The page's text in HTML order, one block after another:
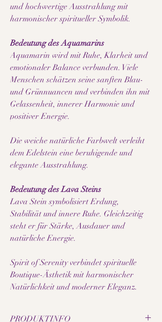
und hochwertige Ausstrahlung mit
harmonischer spiritueller Symbolik.
Bedeutung des Aquamarins
Aquamarin wird mit Ruhe, Klarheit und
emotionaler Balance verbunden. Viele
Menschen schätzen seine sanften Blau-
und Grünnuancen und verbinden ihn mit
Gelassenheit, innerer Harmonie und
positiver Energie.
Die weiche natürliche Farbwelt verleiht
dem Edelstein eine beruhigende und
elegante Ausstrahlung.
Bedeutung des Lava Steins
Lava Stein symbolisiert Erdung,
Stabilität und innere Ruhe. Gleichzeitig
steht er für Stärke, Ausdauer und
natürliche Energie.
Spirit of Serenity verbindet spirituelle
Boutique-Ästhetik mit harmonischer
Natürlichkeit und moderner Eleganz.
PRODUKTINFO